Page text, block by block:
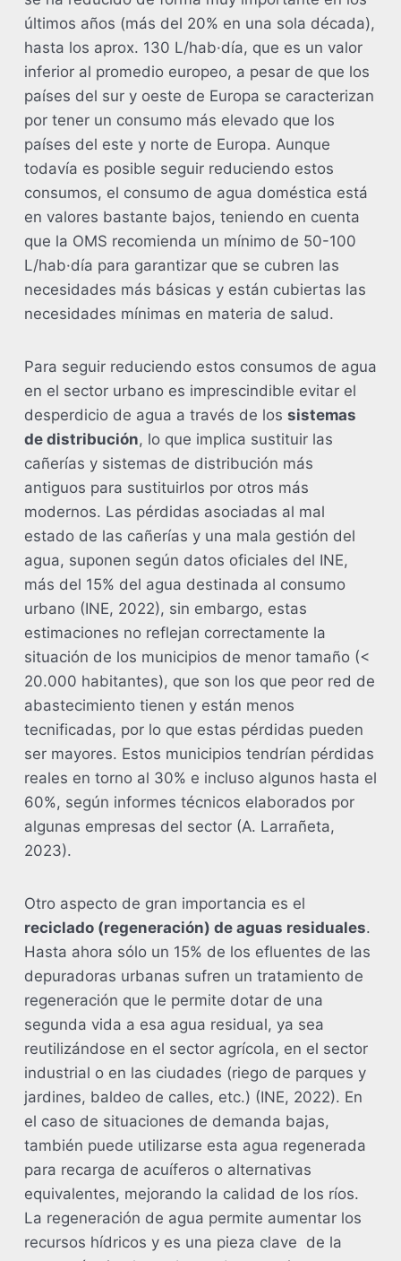
últimos años (más del 20% en una sola década),
hasta los aprox. 130 L/hab·día, que es un valor
inferior al promedio europeo, a pesar de que los
países del sur y oeste de Europa se caracterizan
por tener un consumo más elevado que los
países del este y norte de Europa. Aunque
todavía es posible seguir reduciendo estos
consumos, el consumo de agua doméstica está
en valores bastante bajos, teniendo en cuenta
que la OMS recomienda un mínimo de 50-100
L/hab·día para garantizar que se cubren las
necesidades más básicas y están cubiertas las
necesidades mínimas en materia de salud.
Para seguir reduciendo estos consumos de agua
en el sector urbano es imprescindible evitar el
desperdicio de agua a través de los sistemas
de distribución, lo que implica sustituir las
cañerías y sistemas de distribución más
antiguos para sustituirlos por otros más
modernos. Las pérdidas asociadas al mal
estado de las cañerías y una mala gestión del
agua, suponen según datos oficiales del INE,
más del 15% del agua destinada al consumo
urbano (INE, 2022), sin embargo, estas
estimaciones no reflejan correctamente la
situación de los municipios de menor tamaño (<
20.000 habitantes), que son los que peor red de
abastecimiento tienen y están menos
tecnificadas, por lo que estas pérdidas pueden
ser mayores. Estos municipios tendrían pérdidas
reales en torno al 30% e incluso algunos hasta el
60%, según informes técnicos elaborados por
algunas empresas del sector (A. Larrañeta,
2023).
Otro aspecto de gran importancia es el
reciclado (regeneración) de aguas residuales.
Hasta ahora sólo un 15% de los efluentes de las
depuradoras urbanas sufren un tratamiento de
regeneración que le permite dotar de una
segunda vida a esa agua residual, ya sea
reutilizándose en el sector agrícola, en el sector
industrial o en las ciudades (riego de parques y
jardines, baldeo de calles, etc.) (INE, 2022). En
el caso de situaciones de demanda bajas,
también puede utilizarse esta agua regenerada
para recarga de acuíferos o alternativas
equivalentes, mejorando la calidad de los ríos.
La regeneración de agua permite aumentar los
recursos hídricos y es una pieza clave de la